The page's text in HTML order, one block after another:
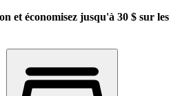
et économisez jusqu'à 30 $ sur